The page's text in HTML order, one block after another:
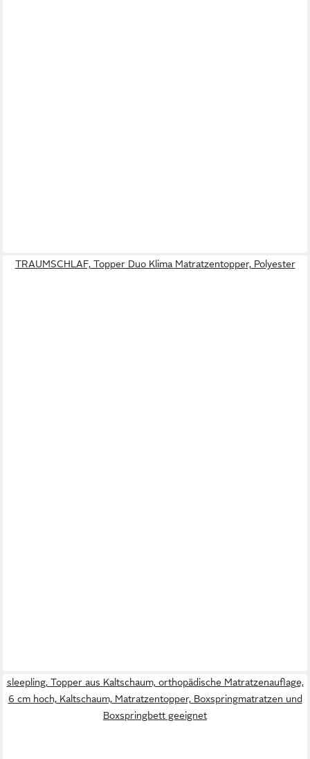
TRAUMSCHLAF, Topper Duo Klima Matratzentopper, Polyester
sleepling, Topper aus Kaltschaum, orthopädische Matratzenauflage,
6 cm hoch, Kaltschaum, Matratzentopper, Boxspringmatratzen und
Boxspringbett geeignet